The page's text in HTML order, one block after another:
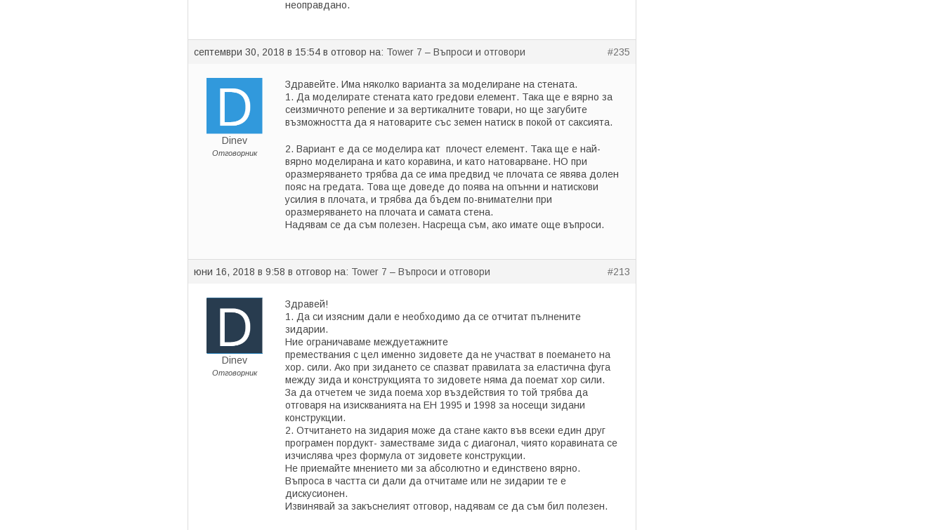
неоправдано.
септември 30, 2018 в 15:54 в отговор на: Tower 7 – Въпроси и отговори #235
Dinev
Отговорник
Здравейте. Има няколко варианта за моделиране на стената.
1. Да моделирате стената като гредови елемент. Така ще е вярно за
сеизмичното репение и за вертикалните товари, но ще загубите
възможността да я натоварите със земен натиск в покой от саксията.
2. Вариант е да се моделира кат плочест елемент. Така ще е най-
вярно моделирана и като коравина, и като натоварване. НО при
оразмеряването трябва да се има предвид че плочата се явява долен
пояс на гредата. Това ще доведе до поява на опънни и натискови
усилия в плочата, и трябва да бъдем по-внимателни при
оразмеряването на плочата и самата стена.
Надявам се да съм полезен. Насреща съм, ако имате още въпроси.
юни 16, 2018 в 9:58 в отговор на: Tower 7 – Въпроси и отговори #213
Dinev
Отговорник
Здравей!
1. Да си изясним дали е необходимо да се отчитат пълнените
зидарии.
Ние ограничаваме междуетажните
премествания с цел именно зидовете да не участват в поемането на
хор. сили. Ако при зидането се спазват правилата за еластична фуга
между зида и конструкцията то зидовете няма да поемат хор сили.
За да отчетем че зида поема хор въздействия то той трябва да
отговаря на изискванията на ЕН 1995 и 1998 за носещи зидани
конструкции.
2. Отчитането на зидария може да стане както във всеки един друг
програмен пордукт- заместваме зида с диагонал, чиято коравината се
изчислява чрез формула от зидовете конструкции.
Не приемайте мнението ми за абсолютно и единствено вярно.
Въпроса в частта си дали да отчитаме или не зидарии те е
дискусионен.
Извинявай за закъснелият отговор, надявам се да съм бил полезен.